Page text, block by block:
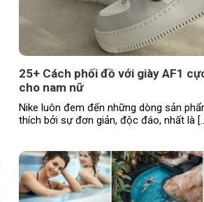
25+ Cách phối đồ với giày AF1
cho nam nữ
Nike luôn đem đến những dòng sản
thích bởi sự đơn giản, độc đáo, nhất là